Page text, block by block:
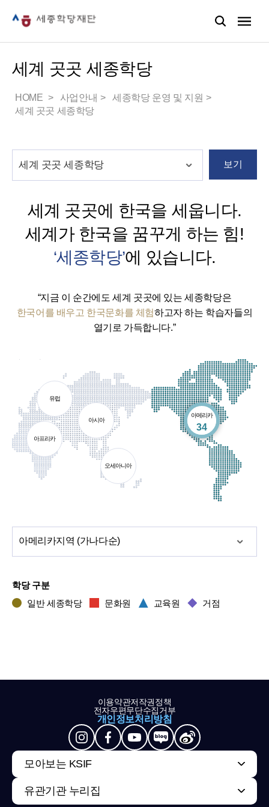
세계 곳곳 세종학당
HOME 사업안내
세종학당 운영 및 지원
세계 곳곳 세종학당
보기
세계 곳곳에 한국을 세웁니다.
세계가 한국을 꿈꾸게 하는 힘!
‘세종학당’에 있습니다.
“지금 이 순간에도 세계 곳곳에 있는 세종학당은
한국어를 배우고 한국문화를 체험하고자 하는 학습자들의
열기로 가득합니다.”
아메리카
34
개소
유럽
아프리카
아시아
오세아니아
아메리카지역 (가나다순)
학당 구분
일반 세종학당
문화원 교육원 거점
이용약관저작권정책
전자우편무단수집거부
개인정보처리방침
모아보는 KSIF
유관기관 누리집